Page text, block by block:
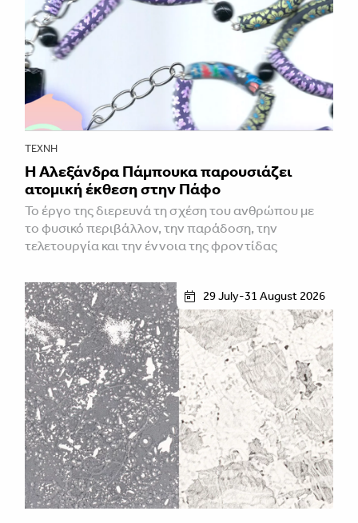
ΤΈΧΝΗ
Η Αλεξάνδρα Πάμπουκα παρουσιάζει
ατομική έκθεση στην Πάφο
Το έργο της διερευνά τη σχέση του ανθρώπου με
το φυσικό περιβάλλον, την παράδοση, την
τελετουργία και την έννοια της φροντίδας
29 July-31 August 2026